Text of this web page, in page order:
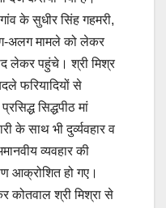
के सुधीर सिंह गहमरी,
अलग मामले को लेकर
लेकर पहुंचे। श्री मिश्र
फरियादियों से
सिद्धपीठ मां
के साथ भी दुर्व्यवहार व
व्यवहार की
आक्रोशित हो गए।
कोतवाल श्री मिश्रा से